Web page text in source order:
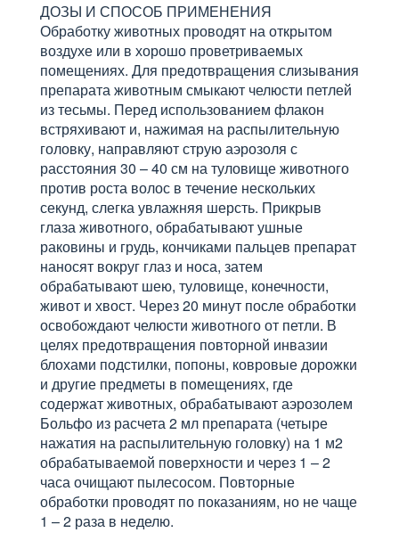
ДОЗЫ И СПОСОБ ПРИМЕНЕНИЯ
Обработку животных проводят на открытом
воздухе или в хорошо проветриваемых
помещениях. Для предотвращения слизывания
препарата животным смыкают челюсти петлей
из тесьмы. Перед использованием флакон
встряхивают и, нажимая на распылительную
головку, направляют струю аэрозоля с
расстояния 30 – 40 см на туловище животного
против роста волос в течение нескольких
секунд, слегка увлажняя шерсть. Прикрыв
глаза животного, обрабатывают ушные
раковины и грудь, кончиками пальцев препарат
наносят вокруг глаз и носа, затем
обрабатывают шею, туловище, конечности,
живот и хвост. Через 20 минут после обработки
освобождают челюсти животного от петли. В
целях предотвращения повторной инвазии
блохами подстилки, попоны, ковровые дорожки
и другие предметы в помещениях, где
содержат животных, обрабатывают аэрозолем
Больфо из расчета 2 мл препарата (четыре
нажатия на распылительную головку) на 1 м2
обрабатываемой поверхности и через 1 – 2
часа очищают пылесосом. Повторные
обработки проводят по показаниям, но не чаще
1 – 2 раза в неделю.